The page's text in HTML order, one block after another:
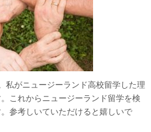
私がニュージーランド高校留学した理
これからニュージーランド留学を検
参考しいていただけると嬉しいで